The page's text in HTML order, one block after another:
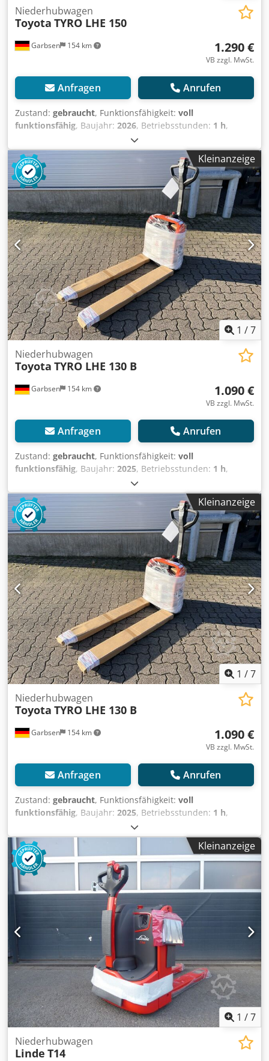
Garbsen 154 km
Niederhubwagen
Toyota TYRO LHE 150
1.290 €
VB zzgl. MwSt.
Anfragen Anrufen
Zustand: gebraucht, Funktionsfähigkeit: voll
funktionsfähig, Baujahr: 2026, Betriebsstunden: 1 h,
, Hubhöhe:195 mm
elektrisch, Gabellänge:1.150 mm, Leergewicht:145 kg,
Gesamtlänge:
380 mm Elektro, Baubreite:
540 mm, Niederhubwagen Lastschwerpunkt: 600 Masttyp:
Keiner Dcedpfx Agszr Aics Hok Zustand Technisch: Neu
Bereifung vorne Typ: Polyurethan Bereifung vorne
Zustand: 100% Bereifung hinten Typ: Polyurethan
Bereifung hinten Zustand: 100% Batterie Volt: 24V Batterie
Ah: 40Ah Beschreibung: Neugerät Impulssteuerung,
Kleinanzeige
1 /7
Garbsen 154 km
Niederhubwagen
Toyota TYRO LHE 130 B
1.090 €
VB zzgl. MwSt.
Anfragen Anrufen
Zustand: gebraucht, Funktionsfähigkeit: voll
funktionsfähig, Baujahr: 2025, Betriebsstunden: 1 h,
, Hubhöhe:195 mm
elektrisch, Gabellänge:1.150 mm, Leergewicht:145 kg,
Gesamtlänge: 380 mm , Antriebsart: Elektro, Baubreite:
540 mm
, Niederhubwagen Lastschwerpunkt: 600 Masttyp:
Keiner Zustand Technisch: Neu Bereifung vorne Typ:
Polyurethan Bereifung vorne Zustand: 100% Dcodozr Ah
Sjpfx Ag Hjk Bereifung hinten Typ: Polyurethan Bereifung
hinten Zustand: 100% Batterie Volt: 24V Batterie Ah: 20Ah
Beschreibung: Neugerät Impulssteuerung,
Kleinanzeige
1 /7
Garbsen 154 km
Niederhubwagen
Toyota TYRO LHE 130 B
1.090 €
VB zzgl. MwSt.
Anfragen Anrufen
Zustand: gebraucht, Funktionsfähigkeit: voll
funktionsfähig, Baujahr: 2025, Betriebsstunden: 1 h,
, Hubhöhe:195 mm
elektrisch, Gabellänge:1.150 mm, Leergewicht:145 kg,
Gesamtlänge:
380 mm Elektro, Baubreite:
540 mm, Niederhubwagen Lastschwerpunkt: 600 Masttyp:
Keiner Zustand Technisch: Neu Bereifung vorne Typ:
Polyurethan Bereifung vorne Zustand: 100% Bereifung
hinten Typ: Polyurethan Bereifung hinten Zustand: 100%
Dedszr Ah Ejpfx Ag Hsck Batterie Volt: 24V Batterie Ah:
20Ah Beschreibung: Neugerät Impulssteuerung,
Kleinanzeige
1 /7
Niederhubwagen
Linde T14